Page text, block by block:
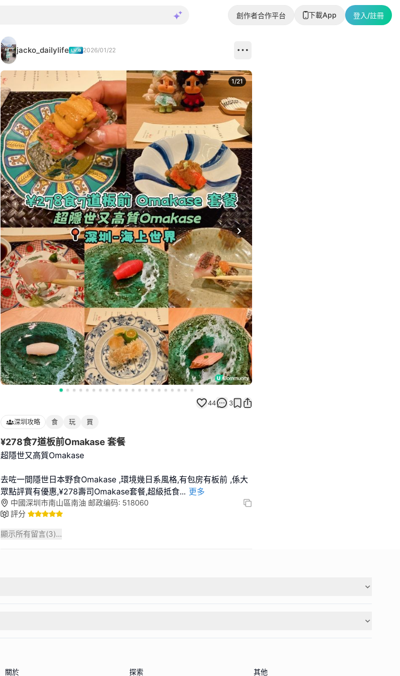
創作者合作平台 下載App 登入/註冊
jacko_dailylife 2026/01/22
Next slide
1/21
44 3
深圳攻略 食 玩 買
¥278食7道板前Omakase 套餐
超隱世又高質Omakase
去咗一間隱世日本野食Omakase ,環境幾日系風格,有包房有板前 ,係大
眾點評買有優惠,¥278壽司Omakase套餐,超級抵食... 更多
中國深圳市南山區南油 邮政编码: 518060
評分
顯示所有留言(3)...
關於 探索 其他